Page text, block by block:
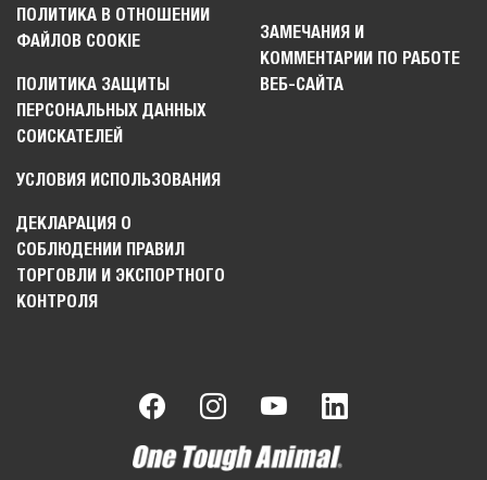
ПОЛИТИКА В ОТНОШЕНИИ
ФАЙЛОВ COOKIE
ПОЛИТИКА ЗАЩИТЫ
ПЕРСОНАЛЬНЫХ ДАННЫХ
СОИСКАТЕЛЕЙ
УСЛОВИЯ ИСПОЛЬЗОВАНИЯ
ДЕКЛАРАЦИЯ О
СОБЛЮДЕНИИ ПРАВИЛ
ТОРГОВЛИ И ЭКСПОРТНОГО
КОНТРОЛЯ
ЗАМЕЧАНИЯ И
КОММЕНТАРИИ ПО РАБОТЕ
ВЕБ-САЙТА